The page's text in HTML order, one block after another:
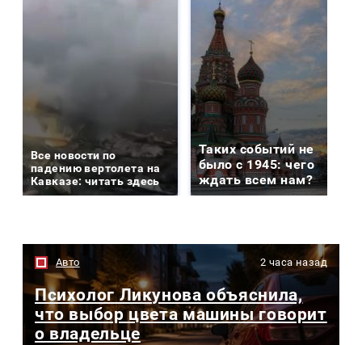
Все новости по
падению вертолета на
Кавказе: читать здесь
Таких событий не
было с 1945: чего
ждать всем нам?
Авто 2 часа назад
Психолог Ликунова объяснила,
что выбор цвета машины говорит
о владельце